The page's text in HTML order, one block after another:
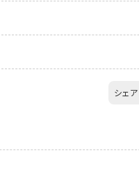
届け先情報をご入力後、
シェ